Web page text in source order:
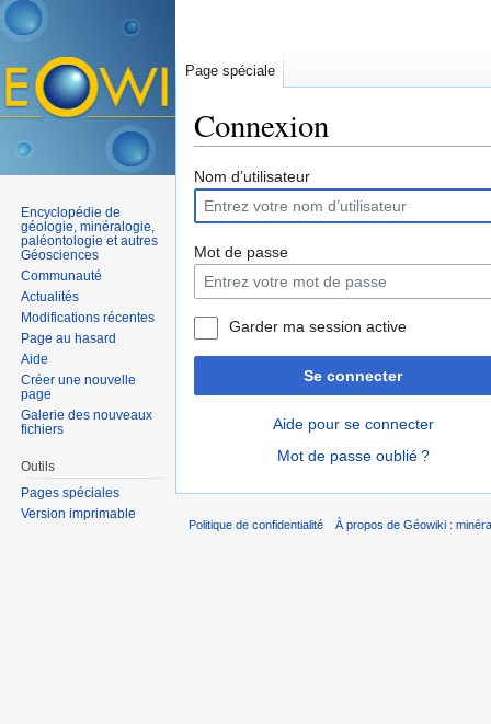
Connexion
Nom d’utilisateur
Mot de passe
Garder ma session active
Se connecter
Aide pour se connecter
Mot de passe oublié ?
Page spéciale
Encyclopédie de
géologie, minéralogie,
paléontologie et autres
Géosciences
Communauté
Actualités
Modifications récentes
Page au hasard
Aide
Créer une nouvelle
page
Galerie des nouveaux
fichiers
Outils
Pages spéciales
Version imprimable
Politique de confidentialité À propos de Géowiki :